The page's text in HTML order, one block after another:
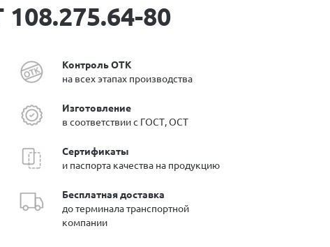
80
Контроль ОТК
на всех этапах производства
Изготовление
в соответствии с ГОСТ, ОСТ
Сертификаты
и паспорта качества на продукцию
Бесплатная доставка
до терминала транспортной
компании